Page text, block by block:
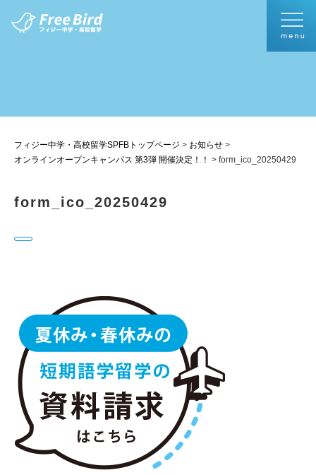
フィジー中学・高校留学SPFBトップページ > お知らせ >
オンラインオープンキャンパス 第3弾 開催決定！！ > form_ico_20250429
form_ico_20250429